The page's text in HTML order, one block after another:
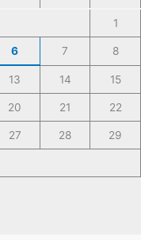
1
6 7 8
13 14 15
20 21 22
27 28 29